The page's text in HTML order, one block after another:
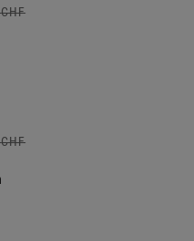
CHF
CHF